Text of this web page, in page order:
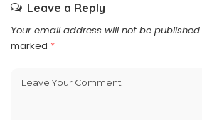
Leave a Reply
Your email address will not be published.
marked *